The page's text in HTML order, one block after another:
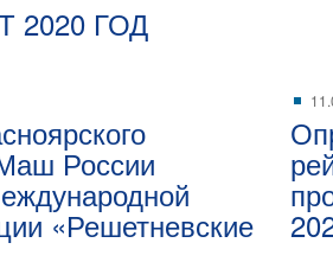
2020 ГОД
России
«Решетневские